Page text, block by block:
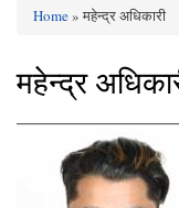
You are here
Home» महेन्द्र अधिकारी
महेन्द्र